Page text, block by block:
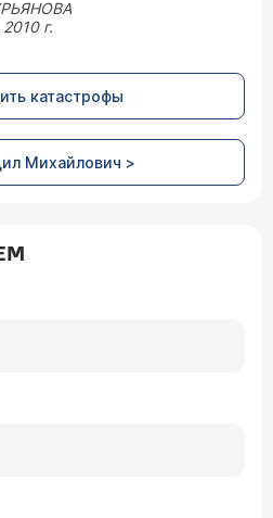
г.
катастрофы
Михайлович >